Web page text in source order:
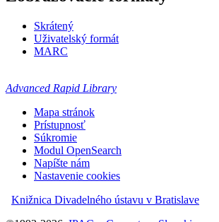
Skrátený
Uživatelský formát
MARC
Advanced Rapid Library
Mapa stránok
Prístupnosť
Súkromie
Modul OpenSearch
Napíšte nám
Nastavenie cookies
Knižnica Divadelného ústavu v Bratislave